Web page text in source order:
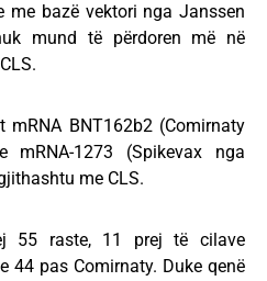
me bazë vektori nga Janssen
mund të përdoren më në
BNT162b2 (Comirnaty
mRNA-1273 (Spikevax nga
me CLS.
55 raste, 11 prej të cilave
44 pas Comirnaty. Duke qenë